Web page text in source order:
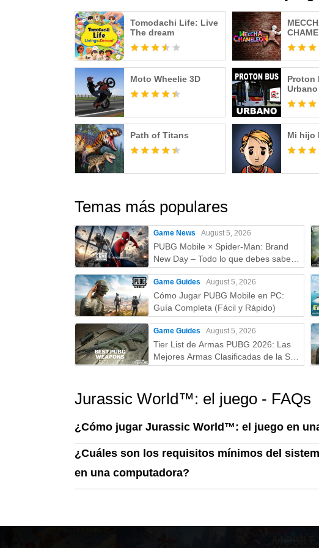
Tomodachi Life: Live
The dream
Moto Wheelie 3D
Proton
Urbano
Path of Titans Mi hijo
Temas más populares
Game News August 5, 2026
PUBG Mobile × Spider-Man: Brand
New Day – Todo lo que debes saber:
skins, fecha, recompensas y más
Game Guides August 5, 2026
Cómo Jugar PUBG Mobile en PC:
Guía Completa (Fácil y Rápido)
Game Guides August 5, 2026
Tier List de Armas PUBG 2026: Las
Mejores Armas Clasificadas de la S a
la D (Guía Actualizada)
Jurassic World™: el juego - FAQs
¿Cómo jugar Jurassic World™: el juego en
¿Cuáles son los requisitos mínimos del
en una computadora?